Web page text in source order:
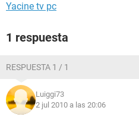
Yacine tv pc
1 respuesta
RESPUESTA 1 / 1
Luiggi73
2 jul 2010 a las 20:06